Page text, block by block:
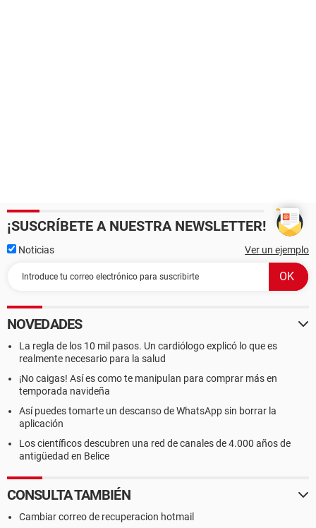
¡SUSCRÍBETE A NUESTRA NEWSLETTER!
Noticias Ver un ejemplo
NOVEDADES
La regla de los 10 mil pasos. Un cardiólogo explicó lo que es
realmente necesario para la salud
¡No caigas! Así es como te manipulan para comprar más en
temporada navideña
Así puedes tomarte un descanso de WhatsApp sin borrar la
aplicación
Los científicos descubren una red de canales de 4.000 años de
antigüedad en Belice
CONSULTA TAMBIÉN
Cambiar correo de recuperacion hotmail